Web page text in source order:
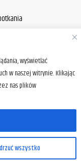
wyświetlać
w naszej witrynie. Klikając
nas plików
wszystko
termin.